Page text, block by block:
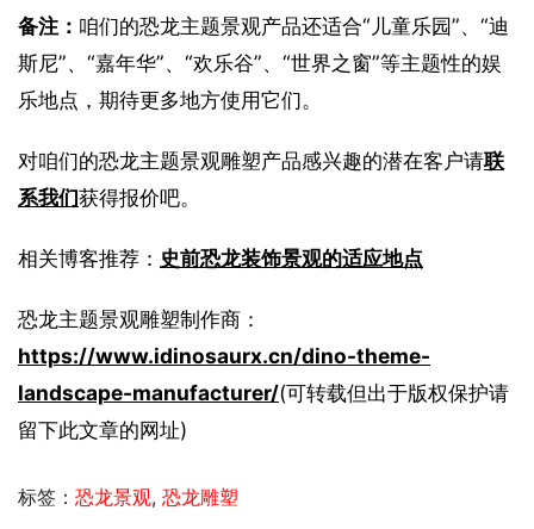
备注： 咱们的恐龙主题景观产品还适合“儿童乐园”、“迪
斯尼”、“嘉年华”、“欢乐谷”、“世界之窗”等主题性的娱
乐地点，期待更多地方使用它们。
对咱们的恐龙主题景观雕塑产品感兴趣的潜在客户请联
系我们获得报价吧。
相关博客推荐： 史前恐龙装饰景观的适应地点
恐龙主题景观雕塑制作商：
https://www.idinosaurx.cn/dino-theme-
landscape-manufacturer/(可转载但出于版权保护请
留下此文章的网址)
标签： 恐龙景观, 恐龙雕塑